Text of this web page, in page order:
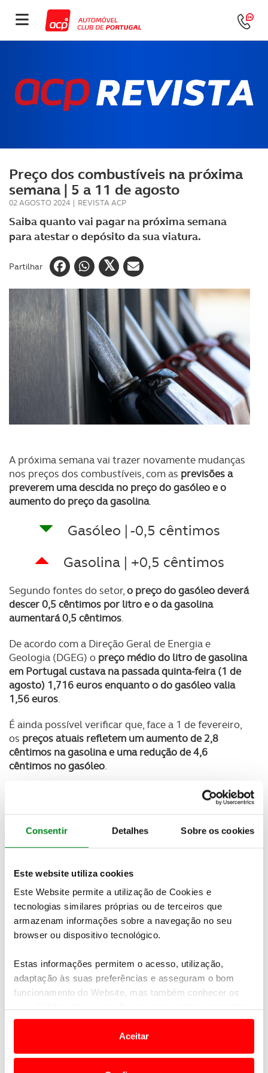
Consentir Detalhes Sobre os cookies
Este website utiliza cookies
Este Website permite a utilização de Cookies e
tecnologias similares próprias ou de terceiros que
armazenam informações sobre a navegação no seu
browser ou dispositivo tecnológico.
Estas informações permitem o acesso, utilização,
adaptação às suas preferências e asseguram o bom
funcionamento do Website, mas também conhecer os
e anúncios de modo a promover produtos e/ou serviços.
Em alguns casos, a utilização destas tecnologias
Aceitar
Preço dos combustíveis na próxima
semana | 5 a 11 de agosto
02 AGOSTO 2024 | REVISTA ACP
Saiba quanto vai pagar na próxima semana
para atestar o depósito da sua viatura.
Partilhar
A próxima semana vai trazer novamente mudanças
nos preços dos combustíveis, com as previsões a
preverem uma descida no preço do gasóleo e o
aumento do preço da gasolina.
Gasóleo | -0,5 cêntimos
Gasolina | +0,5 cêntimos
Segundo fontes do setor,o preço do gasóleo deverá
descer 0,5 cêntimos por litro e o da gasolina
aumentará 0,5 cêntimos.
De acordo com a Direção Geral de Energia e
Geologia (DGEG) o preço médio do litro de gasolina
em Portugal custava na passada quinta-feira (1 de
agosto) 1,716 euros enquanto o do gasóleo valia
1,56 euros.
É ainda possível verificar que, face a 1 de fevereiro,
os preços atuais refletem um aumento de 2,8
cêntimos na gasolina e uma redução de 4,6
cêntimos no gasóleo.
Caso se confirmem as previsões para a próxima
preço médio do gasóleo simples deverá
fixar-se nos 1,555 €/l enquanto o da gasolina
simples 95 deverá ficar nos 1,721 €/l
.
assunção da manutenção das
extraordinárias de redução fiscal aplicadas pelo
governo
, para mitigar o aumento dos preços.